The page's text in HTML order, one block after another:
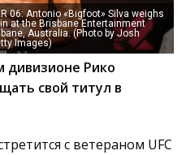
06: Antonio «Bigfoot» Silva weighs
at the Brisbane Entertainment
Australia. (Photo by Josh
Images)
дивизионе Рико
свой титул в
с ветераном UFC